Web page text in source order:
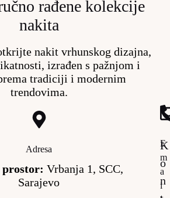
rađene kolekcije
nakita
nakit vrhunskog dizajna,
izrađen s pažnjom i
tradiciji i modernim
trendovima.
Adresa
Vrbanja 1, SCC,
Sarajevo
K
o
n
E
m
a
i